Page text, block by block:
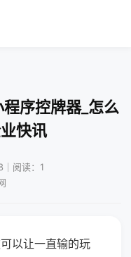
序控牌器_怎么
快讯
阅读：1
以让一直输的玩